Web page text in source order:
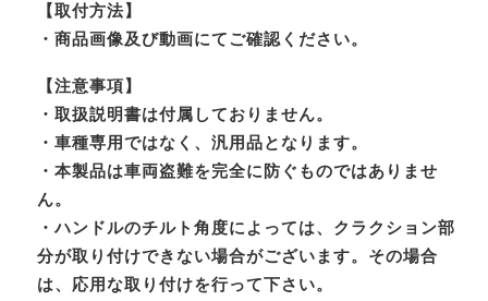
【取付方法】
・商品画像及び動画にてご確認ください。
【注意事項】
・取扱説明書は付属しておりません。
・車種専用ではなく、汎用品となります。
・本製品は車両盗難を完全に防ぐものではありませ
ん。
・ハンドルのチルト角度によっては、クラクション部
分が取り付けできない場合がございます。その場合
は、応用な取り付けを行って下さい。